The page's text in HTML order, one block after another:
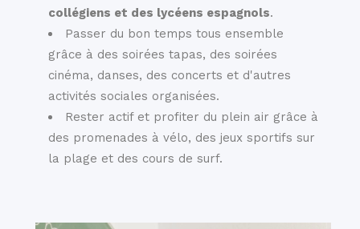
collégiens et des lycéens espagnols.
Passer du bon temps tous ensemble
grâce à des soirées tapas, des soirées
cinéma, danses, des concerts et d'autres
activités sociales organisées.
Rester actif et profiter du plein air grâce à
des promenades à vélo, des jeux sportifs sur
la plage et des cours de surf.